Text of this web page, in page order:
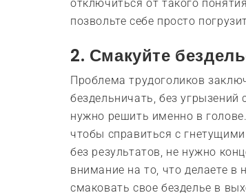
отключиться от такого
позвольте себе просто
2. Смакуйте
Проблема трудоголиков
бездельничать, без
нужно решить именно в
чтобы справиться с
без результатов, не нужно
внимание на то, что делаете
смаковать свое безделье в